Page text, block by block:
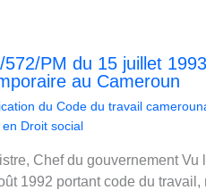
572/PM du 15 juillet
au Cameroun
du Code du travail
Droit social
Chef du gouvernement Vu
1992 portant code du